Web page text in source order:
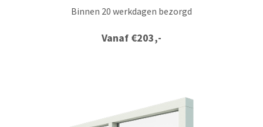
Vanaf €203,-
Binnen 20 werkdagen bezorgd